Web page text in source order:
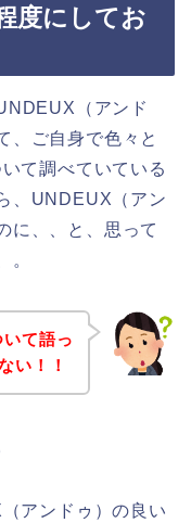
度にしてお
（アンド
、ご自身で色々と
て調べていている
、UNDEUX（アン
に、、と、思って
。
て語っ
い！！
アンドゥ）の良い